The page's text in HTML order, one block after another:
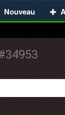
Nouveau